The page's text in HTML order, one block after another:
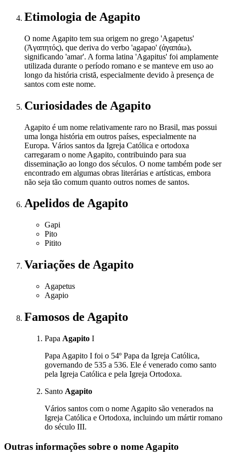
Etimologia de Agapito
O nome Agapito tem sua origem no grego 'Agapetus'
(Ἀγαπητός), que deriva do verbo 'agapao' (ἀγαπάω),
significando 'amar'. A forma latina 'Agapitus' foi amplamente
utilizada durante o período romano e se manteve em uso ao
longo da história cristã, especialmente devido à presença de
santos com este nome.
Curiosidades de Agapito
Agapito é um nome relativamente raro no Brasil, mas possui
uma longa história em outros países, especialmente na
Europa. Vários santos da Igreja Católica e ortodoxa
carregaram o nome Agapito, contribuindo para sua
disseminação ao longo dos séculos. O nome também pode ser
encontrado em algumas obras literárias e artísticas, embora
não seja tão comum quanto outros nomes de santos.
Apelidos de Agapito
Gapi
Pito
Pitito
Variações de Agapito
Agapetus
Agapio
Famosos de Agapito
Papa Agapito I
Papa Agapito I foi o 54º Papa da Igreja Católica,
governando de 535 a 536. Ele é venerado como santo
pela Igreja Católica e pela Igreja Ortodoxa.
Santo Agapito
Vários santos com o nome Agapito são venerados na
Igreja Católica e Ortodoxa, incluindo um mártir romano
do século III.
Outras informações sobre o nome Agapito